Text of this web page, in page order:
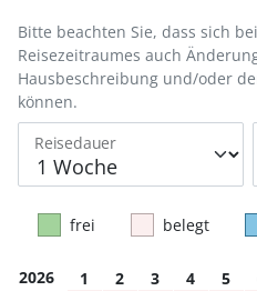
Reisedauer
Bitte beachten Sie, dass sich
Reisezeitraumes auch
Hausbeschreibung und/oder
können.
frei belegt
2026 1 2 3 4 5